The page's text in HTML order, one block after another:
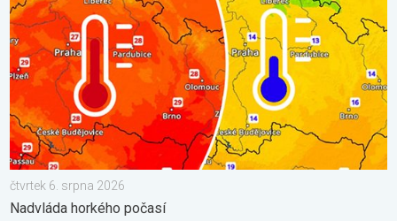
čtvrtek 6. srpna 2026
Nadvláda horkého počasí